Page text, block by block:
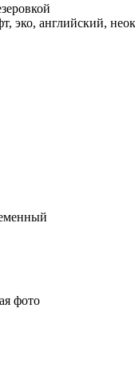
эко, английский,